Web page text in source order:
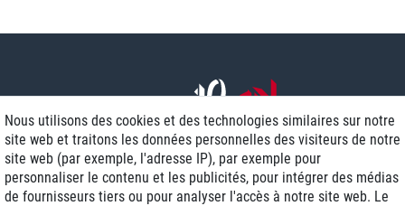
Nous utilisons des cookies et des technologies similaires sur notre
site web et traitons les données personnelles des visiteurs de notre
site web (par exemple, l'adresse IP), par exemple pour
personnaliser le contenu et les publicités, pour intégrer des médias
de fournisseurs tiers ou pour analyser l'accès à notre site web. Le